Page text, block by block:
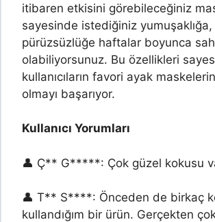
itibaren etkisini görebileceğiniz
sayesinde istediğiniz yumuşaklığa,
pürüzsüzlüğe haftalar boyunca
olabiliyorsunuz. Bu özellikleri
kullanıcıların favori ayak
olmayı başarıyor.
Kullanıcı Yorumları
👤 Ç** G*****: Çok güzel kokusu
👤 T** S****: Önceden de birkaç
kullandığım bir ürün. Gerçekten